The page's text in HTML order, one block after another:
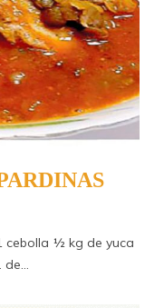
cebolla ½ kg de yuca
de…